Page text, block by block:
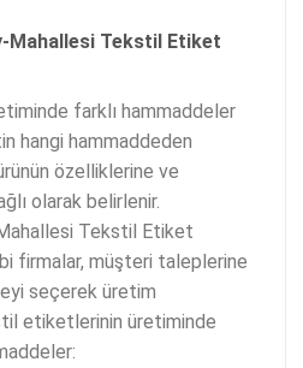
Mahallesi Tekstil Etiket
farklı hammaddeler
hangi hammaddeden
özelliklerine ve
olarak belirlenir.
Tekstil Etiket
firmalar, müşteri taleplerine
seçerek üretim
etiketlerinin üretiminde